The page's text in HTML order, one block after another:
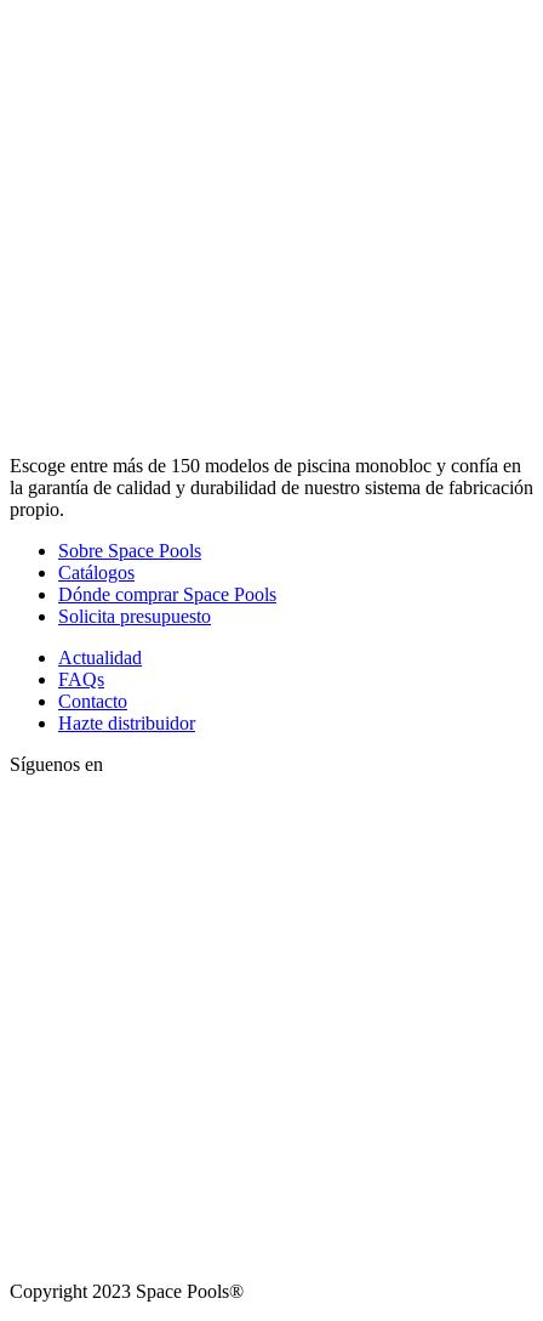
Escoge entre más de 150 modelos de piscina monobloc y confía en
la garantía de calidad y durabilidad de nuestro sistema de fabricación
propio.
Sobre Space Pools
Catálogos
Dónde comprar Space Pools
Solicita presupuesto
Actualidad
FAQs
Contacto
Hazte distribuidor
Síguenos en
Copyright 2023 Space Pools®